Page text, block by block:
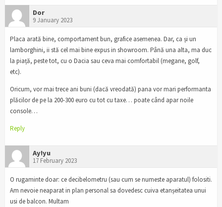
Dor
9 January 2023
Placa arată bine, comportament bun, grafice asemenea. Dar, ca și un
lamborghini, ii stă cel mai bine expus in showroom. Până una alta, ma duc
la piață, peste tot, cu o Dacia sau ceva mai comfortabil (megane, golf,
etc).
Oricum, vor mai trece ani buni (dacă vreodată) pana vor mari performanta
plăcilor de pe la 200-300 euro cu tot cu taxe… poate când apar noile
console…
Reply
Ay!yu
17 February 2023
O rugaminte doar: ce decibelometru (sau cum se numeste aparatul) folositi.
Am nevoie neaparat in plan personal sa dovedesc cuiva etanșeitatea unui
usi de balcon. Multam